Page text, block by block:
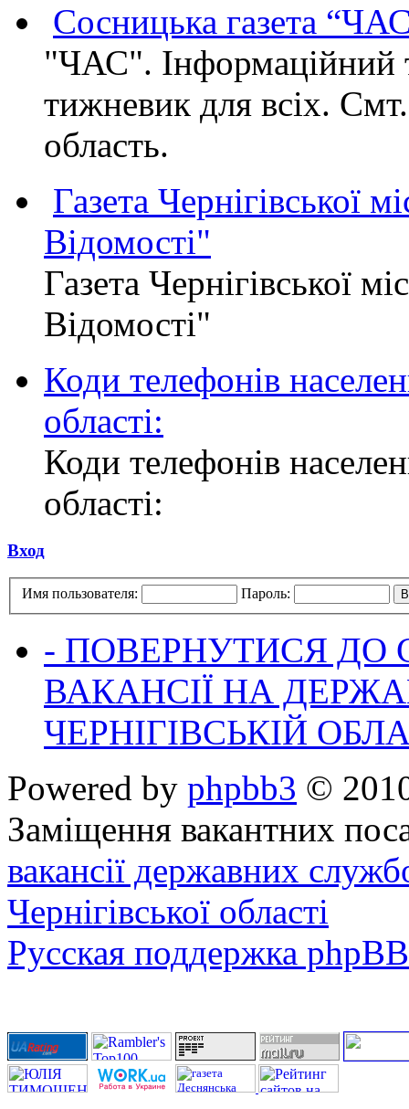
Сосницька газета
"ЧАС". Інформаційний
тижневик для всіх.
область.
Газета Чернігівської
Відомості"
Газета Чернігівської
Відомості"
Коди телефонів
області:
Коди телефонів
області:
Вход
Имя пользователя: Пароль:
- ПОВЕРНУТИСЯ ДО
ВАКАНСІЇ НА
ЧЕРНІГІВСЬКІЙ
Powered by phpbb3 ©
Заміщення вакантних
вакансії державних
Чернігівської області
Русская поддержка phpBB